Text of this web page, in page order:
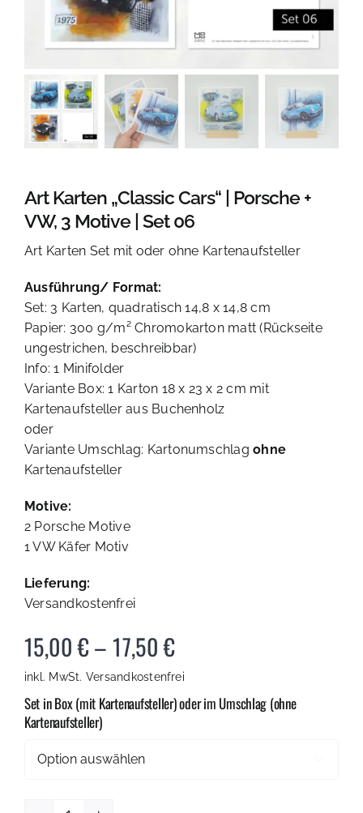
KONTAKT
Art Karten „Classic Cars“ | Porsche +
VW, 3 Motive | Set 06
Art Karten Set mit oder ohne Kartenaufsteller
Ausführung/ Format:
Set: 3 Karten, quadratisch 14,8 x 14,8 cm
Papier: 300 g/m² Chromokarton matt (Rückseite
ungestrichen, beschreibbar)
Info: 1 Minifolder
Variante Box: 1 Karton 18 x 23 x 2 cm mit
Kartenaufsteller aus Buchenholz
oder
Variante Umschlag: Kartonumschlagohne
Kartenaufsteller
Motive:
2 Porsche Motive
1 VW Käfer Motiv
Lieferung:
Versandkostenfrei
15,00€–17,50€
inkl. MwSt. Versandkostenfrei
Set in Box (mit Kartenaufsteller) oder im Umschlag (ohne
Kartenaufsteller)